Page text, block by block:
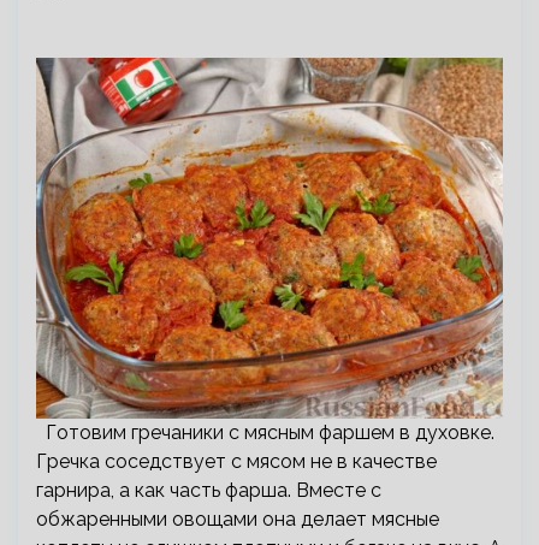
Готовим гречаники с мясным фаршем в духовке.
Гречка соседствует с мясом не в качестве
гарнира, а как часть фарша. Вместе с
обжаренными овощами она делает мясные